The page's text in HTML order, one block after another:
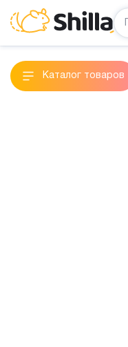
Каталог товаров